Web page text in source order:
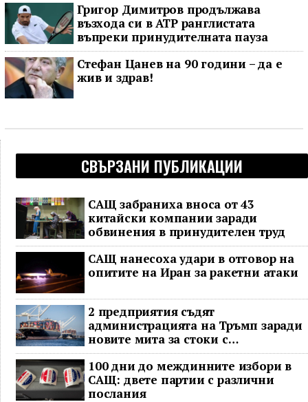
Григор Димитров продължава
възхода си в ATP ранглистата
въпреки принудителната пауза
Стефан Цанев на 90 години – да е
жив и здрав!
СВЪРЗАНИ ПУБЛИКАЦИИ
САЩ забраниха вноса от 43
китайски компании заради
обвинения в принудителен труд
САЩ нанесоха удари в отговор на
опитите на Иран за ракетни атаки
2 предприятия съдят
администрацията на Тръмп заради
новите мита за стоки с
принудителен труд
100 дни до междинните избори в
САЩ: двете партии с различни
послания